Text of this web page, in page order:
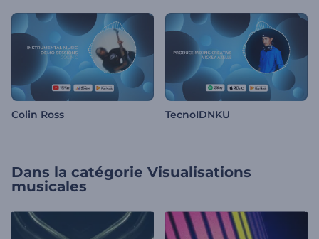
Colin Ross TecnoIDNKU
Dans la catégorie Visualisations
musicales